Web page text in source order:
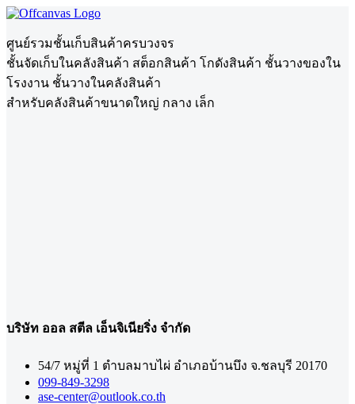
ศูนย์รวมชั้นเก็บสินค้าครบวงจร
ชั้นจัดเก็บในคลังสินค้า สต็อกสินค้า โกดังสินค้า ชั้นวางของใน
โรงงาน ชั้นวางในคลังสินค้า
สำหรับคลังสินค้าขนาดใหญ่ กลาง เล็ก
บริษัท ออล สตีล เอ็นจิเนียริ่ง จำกัด
54/7 หมู่ที่ 1 ตำบลมาบไผ่ อำเภอบ้านบึง จ.ชลบุรี 20170
099-849-3298
ase-center@outlook.co.th